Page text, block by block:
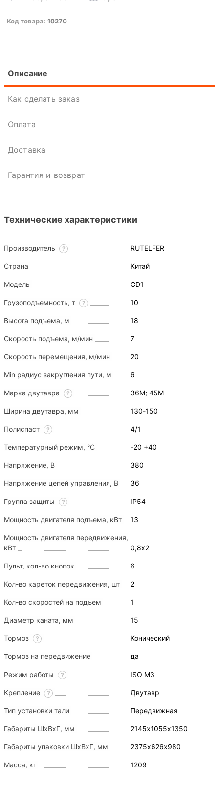
Код товара: 10270
Описание
Как сделать заказ
Оплата
Доставка
Гарантия и возврат
Технические характеристики
Производитель ? RUTELFER
Страна Китай
Модель CD1
Грузоподъемность, т ? 10
Высота подъема, м 18
Скорость подъема, м/мин 7
Скорость перемещения, м/мин 20
Min радиус закругления пути, м 6
Марка двутавра ? 36М; 45М
Ширина двутавра, мм 130-150
Полиспаст ? 4/1
Температурный режим, °С -20 +40
Напряжение, В 380
Напряжение цепей управления, В 36
Группа защиты ? IP54
Мощность двигателя подъема, кВт 13
Мощность двигателя передвижения,
кВт
0,8х2
Пульт, кол-во кнопок 6
Кол-во кареток передвижения, шт 2
Кол-во скоростей на подъем 1
Диаметр каната, мм 15
Тормоз ? Конический
Тормоз на передвижение да
Режим работы ? ISO M3
Крепление ? Двутавр
Тип установки тали Передвижная
Габариты ШхВхГ, мм 2145х1055х1350
Габариты упаковки ШхВхГ, мм 2375х626х980
Масса, кг 1209